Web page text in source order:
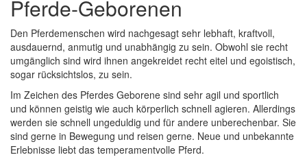
Pferde-Geborenen
Den Pferdemenschen wird nachgesagt sehr lebhaft, kraftvoll,
ausdauernd, anmutig und unabhängig zu sein. Obwohl sie recht
umgänglich sind wird ihnen angekreidet recht eitel und egoistisch,
sogar rücksichtslos, zu sein.
Im Zeichen des Pferdes Geborene sind sehr agil und sportlich
und können geistig wie auch körperlich schnell agieren. Allerdings
werden sie schnell ungeduldig und für andere unberechenbar. Sie
sind gerne in Bewegung und reisen gerne. Neue und unbekannte
Erlebnisse liebt das temperamentvolle Pferd.